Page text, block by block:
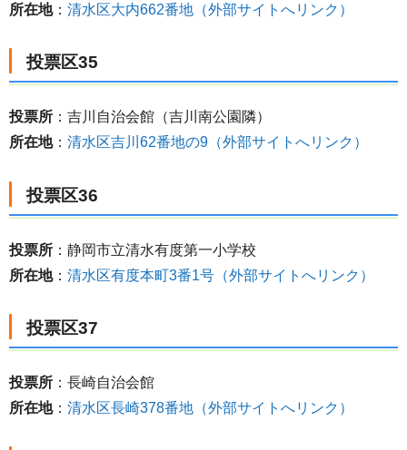
所在地： 清水区大内662番地（外部サイトへリンク）
投票区35
投票所 ：吉川自治会館（吉川南公園隣）
所在地： 清水区吉川62番地の9（外部サイトへリンク）
投票区36
投票所 ：静岡市立清水有度第一小学校
所在地： 清水区有度本町3番1号（外部サイトへリンク）
投票区37
投票所 ：長崎自治会館
所在地： 清水区長崎378番地（外部サイトへリンク）